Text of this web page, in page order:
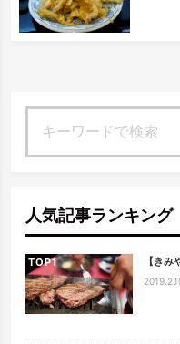
人気記事ランキング
TOP 【き